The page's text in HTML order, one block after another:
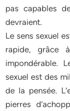
pas capables
devraient.
Le sens sexuel
rapide, grâce
impondérable.
sexuel est des
de la pensée.
pierres